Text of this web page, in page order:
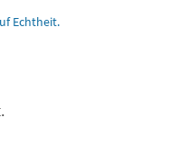
Echtheit.